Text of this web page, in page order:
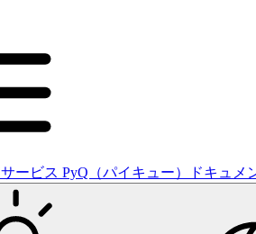
ービス PyQ（パイキュー）ドキュメ